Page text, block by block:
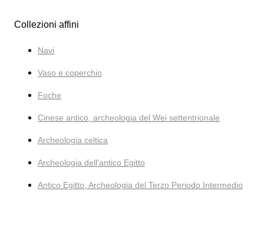
Collezioni affini
Navi
Vaso e coperchio
Foche
Cinese antico, archeologia del Wei settentrionale
Archeologia celtica
Archeologia dell'antico Egitto
Antico Egitto, Archeologia del Terzo Periodo Intermedio